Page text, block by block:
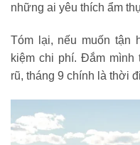
những ai yêu thích ẩm
Tóm lại, nếu muốn tận
kiệm chi phí. Đắm mình
rũ, tháng 9 chính là thời